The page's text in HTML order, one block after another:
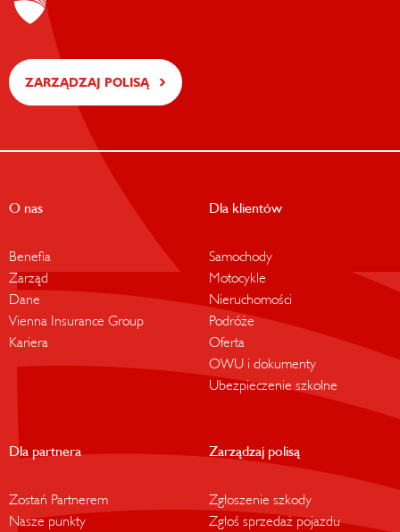
ZARZĄDZAJ POLISĄ
O nas
Benefia
Zarząd
Dane
Vienna Insurance Group
Kariera
Dla klientów
Samochody
Motocykle
Nieruchomości
Podróże
Oferta
OWU i dokumenty
Ubezpieczenie szkolne
Dla partnera
Zostań Partnerem
Nasze punkty
Zarządzaj polisą
Zgłoszenie szkody
Zgłoś sprzedaż pojazdu